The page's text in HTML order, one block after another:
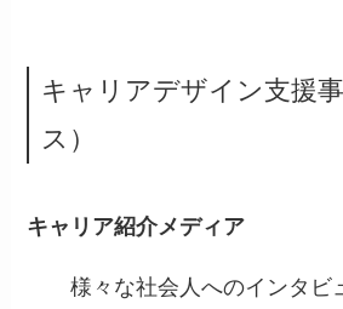
キャリアデザイン支援
ス）
キャリア紹介メディア
様々な社会人へのインタビ